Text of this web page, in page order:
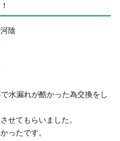
陰
水漏れが酷かった為交換をし
せてもらいました。
ったです。